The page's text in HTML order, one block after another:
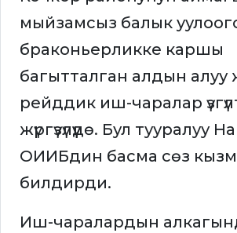
мыйзамсыз балык
браконьерликке каршы
багытталган алдын алуу
рейддик иш-чаралар
жүргүзүлүүдө. Бул тууралуу
ОИИБдин басма сөз
билдирди.
Иш-чаралардын